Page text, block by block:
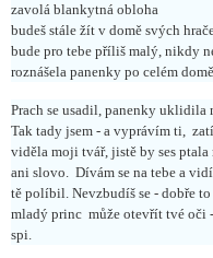
zavolá blankytná obloha
budeš stále žít v domě svých
bude pro tebe příliš malý, nikdy
roznášela panenky po celém
Prach se usadil, panenky uklidila
Tak tady jsem - a vyprávím ti,
viděla moji tvář, jistě by ses
ani slovo. Dívám se na tebe a
tě políbil. Nevzbudíš se - dobře
mladý princ může otevřít tvé oči -
spi.